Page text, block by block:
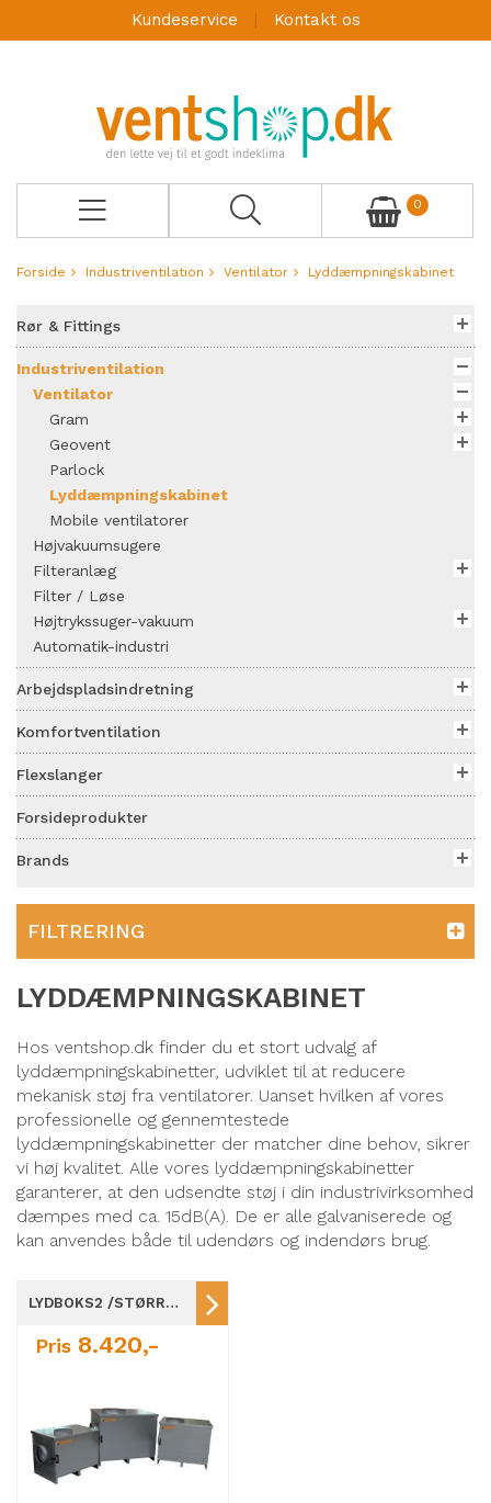
Kundeservice Kontakt os
0
Forside Industriventilation Ventilator Lyddæmpningskabinet
Rør & Fittings
Industriventilation
Ventilator
Gram
Geovent
Parlock
Lyddæmpningskabinet
Mobile ventilatorer
Højvakuumsugere
Filteranlæg
Filter / Løse
Højtrykssuger-vakuum
Automatik-industri
Arbejdspladsindretning
Komfortventilation
Flexslanger
Forsideprodukter
Brands
FILTRERING
LYDDÆMPNINGSKABINET
Hos ventshop.dk finder du et stort udvalg af
lyddæmpningskabinetter, udviklet til at reducere
mekanisk støj fra ventilatorer. Uanset hvilken af vores
professionelle og gennemtestede
lyddæmpningskabinetter der matcher dine behov, sikrer
vi høj kvalitet. Alle vores lyddæmpningskabinetter
garanterer, at den udsendte støj i din industrivirksomhed
dæmpes med ca. 15dB(A). De er alle galvaniserede og
kan anvendes både til udendørs og indendørs brug.
LYDBOKS2 /STØRRELSE 146-630 FOR GEOVENT VENTILATOR
Pris 8.420,-